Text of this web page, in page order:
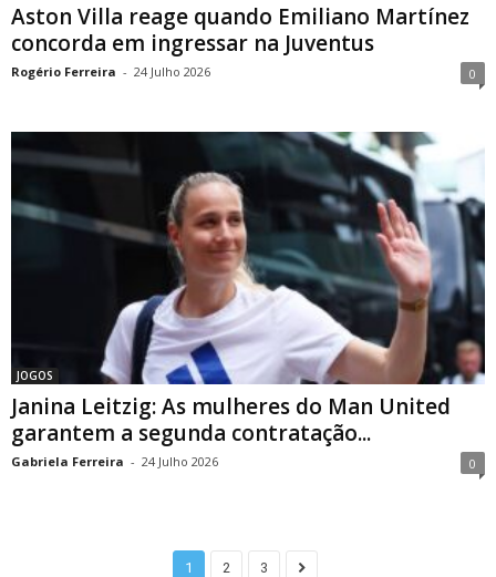
Aston Villa reage quando Emiliano Martínez
concorda em ingressar na Juventus
Rogério Ferreira - 24 Julho 2026 0
JOGOS
Janina Leitzig: As mulheres do Man United
garantem a segunda contratação...
Gabriela Ferreira - 24 Julho 2026 0
1 2 3